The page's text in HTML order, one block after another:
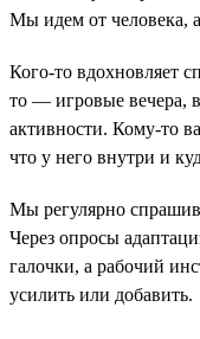
Мы идем от человека,
Кого-то вдохновляет
то — игровые вечера,
активности. Кому-то
что у него внутри и
Мы регулярно
Через опросы
галочки, а рабочий
усилить или добавить.